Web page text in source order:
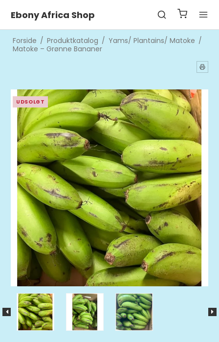
Ebony Africa Shop
Forside / Produktkatalog / Yams/ Plantains/ Matoke /
Matoke – Grønne Bananer
UDSOLGT